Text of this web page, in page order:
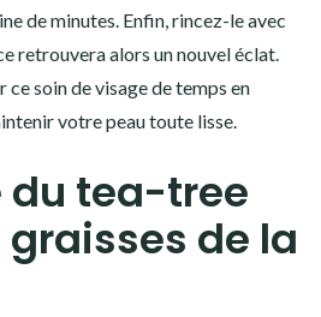
de minutes. Enfin, rincez-le avec
retrouvera alors un nouvel éclat.
ce soin de visage de temps en
votre peau toute lisse.
du tea-tree
de la